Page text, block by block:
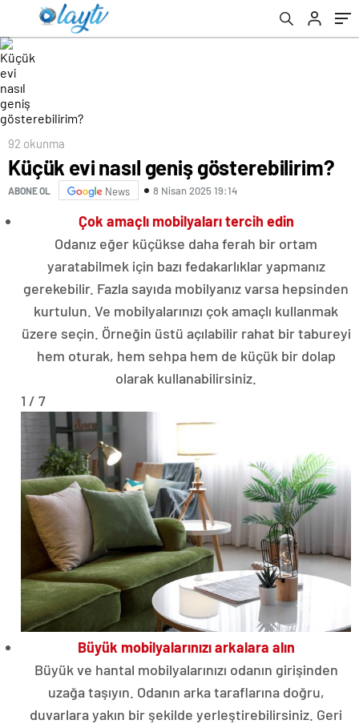
92 okunma
Küçük evi nasıl geniş gösterebilirim?
ABONE OL News 8 Nisan 2025 19:14
Çok amaçlı mobilyaları tercih edin
Odanız eğer küçükse daha ferah bir ortam
yaratabilmek için bazı fedakarlıklar yapmanız
gerekebilir. Fazla sayıda mobilyanız varsa hepsinden
kurtulun. Ve mobilyalarınızı çok amaçlı kullanmak
üzere seçin. Örneğin üstü açılabilir rahat bir tabureyi
hem oturak, hem sehpa hem de küçük bir dolap
olarak kullanabilirsiniz.
1 / 7
Büyük mobilyalarınızı arkalara alın
Büyük ve hantal mobilyalarınızı odanın girişinden
uzağa taşıyın. Odanın arka taraflarına doğru,
duvarlara yakın bir şekilde yerleştirebilirsiniz. Geri